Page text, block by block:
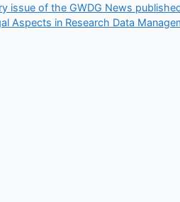
issue of the GWDG News
Aspects in Research Data